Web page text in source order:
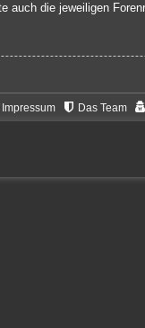
die jeweiligen
Das Team
Impressum